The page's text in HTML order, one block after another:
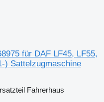
für DAF LF45, LF55,
) Sattelzugmaschine
Fahrerhaus